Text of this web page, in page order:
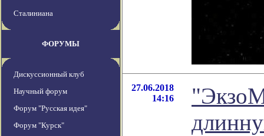
Сталиниана
ФОРУМЫ
Дискуссионный клуб
Научный форум
Форум "Русская идея"
Форум "Курск"
27.06.2018
14:16